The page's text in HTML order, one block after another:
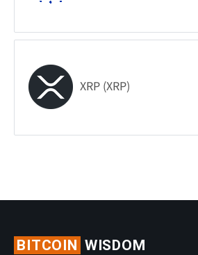
XRP (XRP)
BITCOIN WISDOM